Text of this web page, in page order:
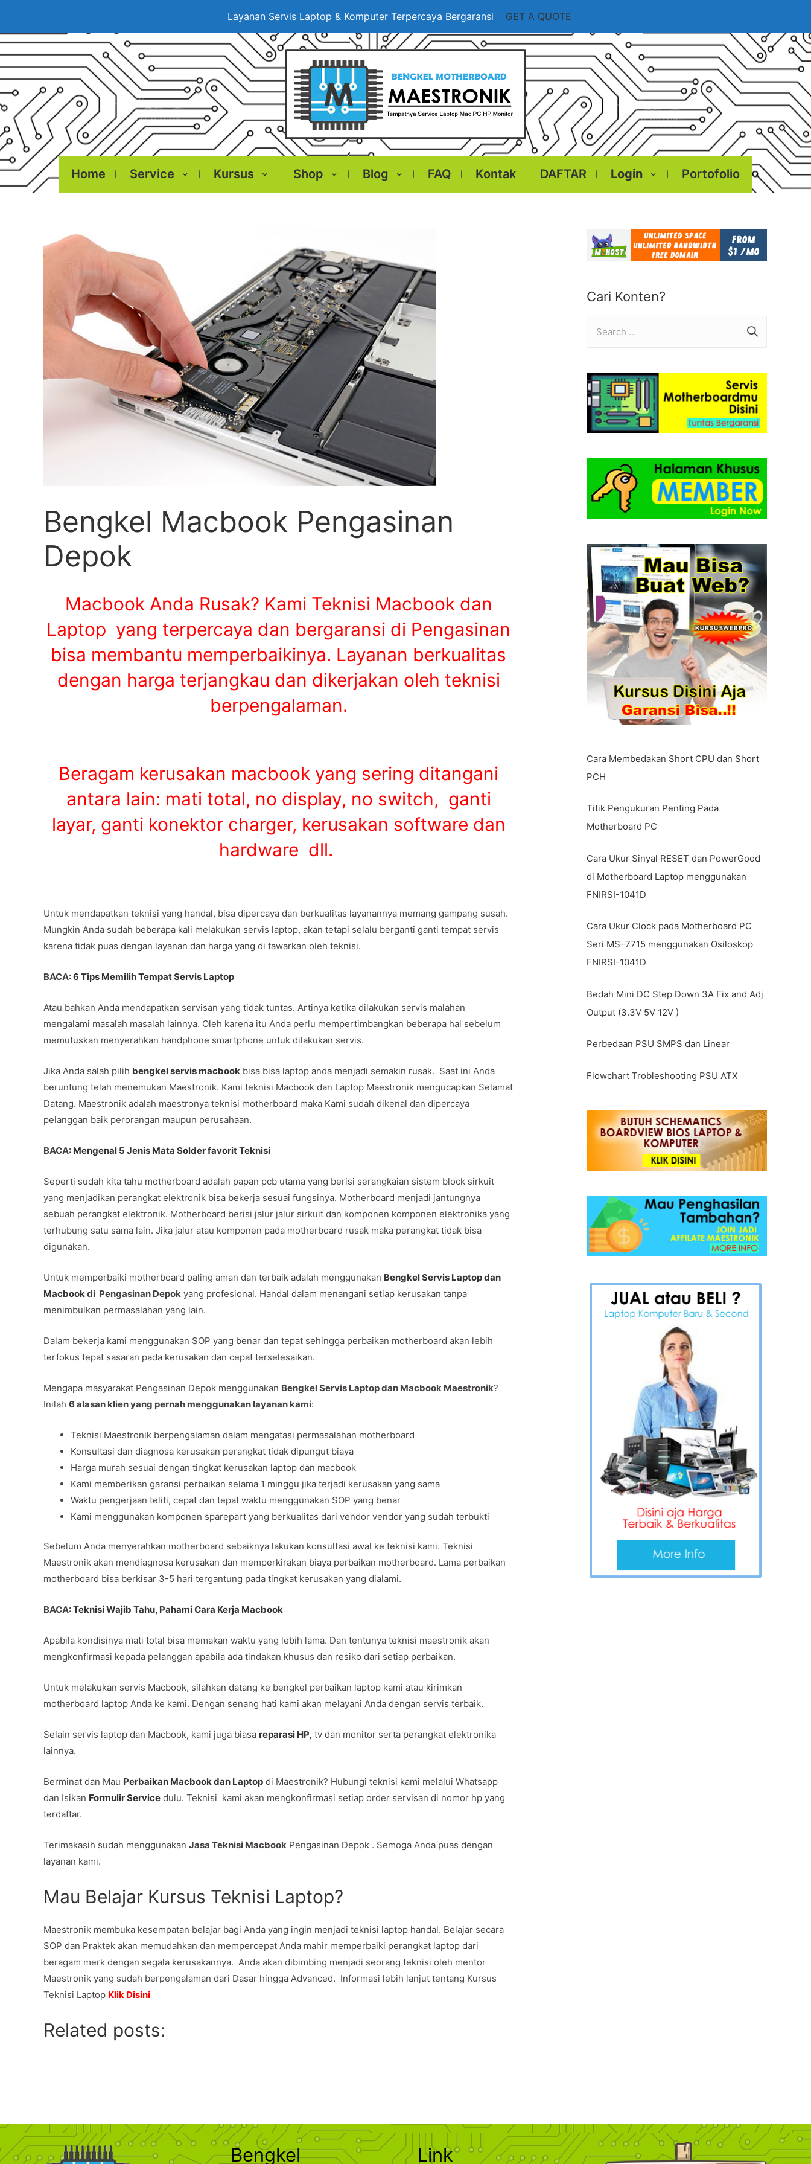
Layanan Servis Laptop & Komputer Terpercaya Bergaransi GET A QUOTE
Home Service Kursus Shop Blog FAQ Kontak DAFTAR Login Portofolio
Bengkel Macbook Pengasinan
Depok
Macbook Anda Rusak? Kami Teknisi Macbook dan
Laptop yang terpercaya dan bergaransi di Pengasinan
bisa membantu memperbaikinya. Layanan berkualitas
dengan harga terjangkau dan dikerjakan oleh teknisi
berpengalaman.
Beragam kerusakan macbook yang sering ditangani
antara lain: mati total, no display, no switch, ganti
layar, ganti konektor charger, kerusakan software dan
hardware dll.
Untuk mendapatkan teknisi yang handal, bisa dipercaya dan berkualitas layanannya memang gampang susah.
Mungkin Anda sudah beberapa kali melakukan servis laptop, akan tetapi selalu berganti ganti tempat servis
karena tidak puas dengan layanan dan harga yang di tawarkan oleh teknisi.
BACA:6 Tips Memilih Tempat Servis Laptop
Atau bahkan Anda mendapatkan servisan yang tidak tuntas. Artinya ketika dilakukan servis malahan
mengalami masalah masalah lainnya. Oleh karena itu Anda perlu mempertimbangkan beberapa hal sebelum
memutuskan menyerahkan handphone smartphone untuk dilakukan servis.
Jika Anda salah pilih bengkel servis macbook bisa bisa laptop anda menjadi semakin rusak. Saat ini Anda
beruntung telah menemukan Maestronik. Kami teknisi Macbook dan Laptop Maestronik mengucapkan Selamat
Datang. Maestronik adalah maestronya teknisi motherboard maka Kami sudah dikenal dan dipercaya
pelanggan baik perorangan maupun perusahaan.
BACA: Mengenal 5 Jenis Mata Solder favorit Teknisi
Seperti sudah kita tahu motherboard adalah papan pcb utama yang berisi serangkaian sistem block sirkuit
yang menjadikan perangkat elektronik bisa bekerja sesuai fungsinya. Motherboard menjadi jantungnya
sebuah perangkat elektronik. Motherboard berisi jalur jalur sirkuit dan komponen komponen elektronika yang
terhubung satu sama lain. Jika jalur atau komponen pada motherboard rusak maka perangkat tidak bisa
digunakan.
Untuk memperbaiki motherboard paling aman dan terbaik adalah menggunakan Bengkel Servis Laptop dan
Macbook di Pengasinan Depok yang profesional. Handal dalam menangani setiap kerusakan tanpa
menimbulkan permasalahan yang lain.
Dalam bekerja kami menggunakan SOP yang benar dan tepat sehingga perbaikan motherboard akan lebih
terfokus tepat sasaran pada kerusakan dan cepat terselesaikan.
Mengapa masyarakat Pengasinan Depok menggunakan Bengkel Servis Laptop dan Macbook Maestronik?
Inilah 6 alasan klien yang pernah menggunakan layanan kami:
Teknisi Maestronik berpengalaman dalam mengatasi permasalahan motherboard
Konsultasi dan diagnosa kerusakan perangkat tidak dipungut biaya
Harga murah sesuai dengan tingkat kerusakan laptop dan macbook
Kami memberikan garansi perbaikan selama 1 minggu jika terjadi kerusakan yang sama
Waktu pengerjaan teliti, cepat dan tepat waktu menggunakan SOP yang benar
Kami menggunakan komponen sparepart yang berkualitas dari vendor vendor yang sudah terbukti
Sebelum Anda menyerahkan motherboard sebaiknya lakukan konsultasi awal ke teknisi kami. Teknisi
Maestronik akan mendiagnosa kerusakan dan memperkirakan biaya perbaikan motherboard. Lama perbaikan
motherboard bisa berkisar 3-5 hari tergantung pada tingkat kerusakan yang dialami.
BACA:Teknisi Wajib Tahu, Pahami Cara Kerja Macbook
Apabila kondisinya mati total bisa memakan waktu yang lebih lama. Dan tentunya teknisi maestronik akan
mengkonfirmasi kepada pelanggan apabila ada tindakan khusus dan resiko dari setiap perbaikan.
Untuk melakukan servis Macbook, silahkan datang ke bengkel perbaikan laptop kami atau kirimkan
motherboard laptop Anda ke kami. Dengan senang hati kami akan melayani Anda dengan servis terbaik.
Selain servis laptop dan Macbook, kami juga biasa reparasi HP, tv dan monitor serta perangkat elektronika
lainnya.
Berminat dan Mau Perbaikan Macbook dan Laptop di Maestronik? Hubungi teknisi kami melalui Whatsapp
dan Isikan Formulir Service dulu. Teknisi kami akan mengkonfirmasi setiap order servisan di nomor hp yang
terdaftar.
Terimakasih sudah menggunakan Jasa Teknisi Macbook Pengasinan Depok . Semoga Anda puas dengan
layanan kami.
Mau Belajar Kursus Teknisi Laptop?
Maestronik membuka kesempatan belajar bagi Anda yang ingin menjadi teknisi laptop handal. Belajar secara
SOP dan Praktek akan memudahkan dan mempercepat Anda mahir memperbaiki perangkat laptop dari
beragam merk dengan segala kerusakannya. Anda akan dibimbing menjadi seorang teknisi oleh mentor
Maestronik yang sudah berpengalaman dari Dasar hingga Advanced. Informasi lebih lanjut tentang Kursus
Teknisi Laptop Klik Disini
Related posts:
Cari Konten?
Cara Membedakan Short CPU dan Short
PCH
Titik Pengukuran Penting Pada
Motherboard PC
Cara Ukur Sinyal RESET dan PowerGood
di Motherboard Laptop menggunakan
FNIRSI-1041D
Cara Ukur Clock pada Motherboard PC
Seri MS–7715 menggunakan Osiloskop
FNIRSI-1041D
Bedah Mini DC Step Down 3A Fix and Adj
Output (3.3V 5V 12V )
Perbedaan PSU SMPS dan Linear
Flowchart Trobleshooting PSU ATX
Bengkel Link